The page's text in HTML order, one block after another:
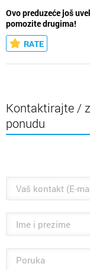
Ovo preduzeće još
pomozite drugima!
RATE
Kontaktirajte /
ponudu